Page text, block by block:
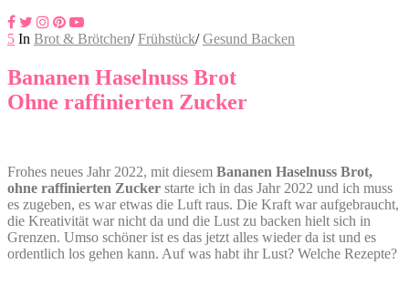
5 In Brot & Brötchen/ Frühstück/ Gesund Backen
Bananen Haselnuss Brot
Ohne raffinierten Zucker
Frohes neues Jahr 2022, mit diesem Bananen Haselnuss Brot,
ohne raffinierten Zucker starte ich in das Jahr 2022 und ich muss
es zugeben, es war etwas die Luft raus. Die Kraft war aufgebraucht,
die Kreativität war nicht da und die Lust zu backen hielt sich in
Grenzen. Umso schöner ist es das jetzt alles wieder da ist und es
ordentlich los gehen kann. Auf was habt ihr Lust? Welche Rezepte?